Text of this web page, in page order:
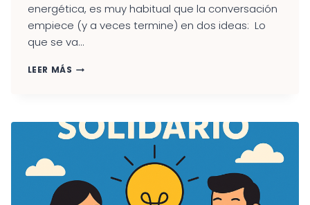
energética, es muy habitual que la conversación
empiece (y a veces termine) en dos ideas: Lo
que se va...
LEER MÁS MÁS
¿QUÉ
SOSTIENE
ECONÓMICAMENTE
COMUNIDAD
ENERGÉTICA?